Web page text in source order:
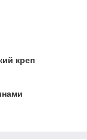
креп